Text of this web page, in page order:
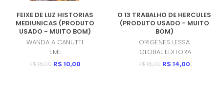
FEIXE DE LUZ HISTORIAS
MEDIUNICAS (PRODUTO
USADO - MUITO BOM)
WANDA A CANUTTI
EME
R$ 18,00 R$ 10,00
O 13 TRABALHO DE HERCULES
(PRODUTO USADO - MUITO
BOM)
ORIGENES LESSA
GLOBAL EDITORA
R$ 18,00 R$ 14,00